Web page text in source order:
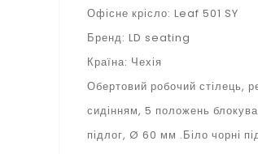
Офісне крісло: Leaf 501 SY
Бренд: LD seating
Країна: Чехія
Обертовий робочий стілець,
сидінням, 5 положень
підлог, Ø 60 мм .Біло чорні